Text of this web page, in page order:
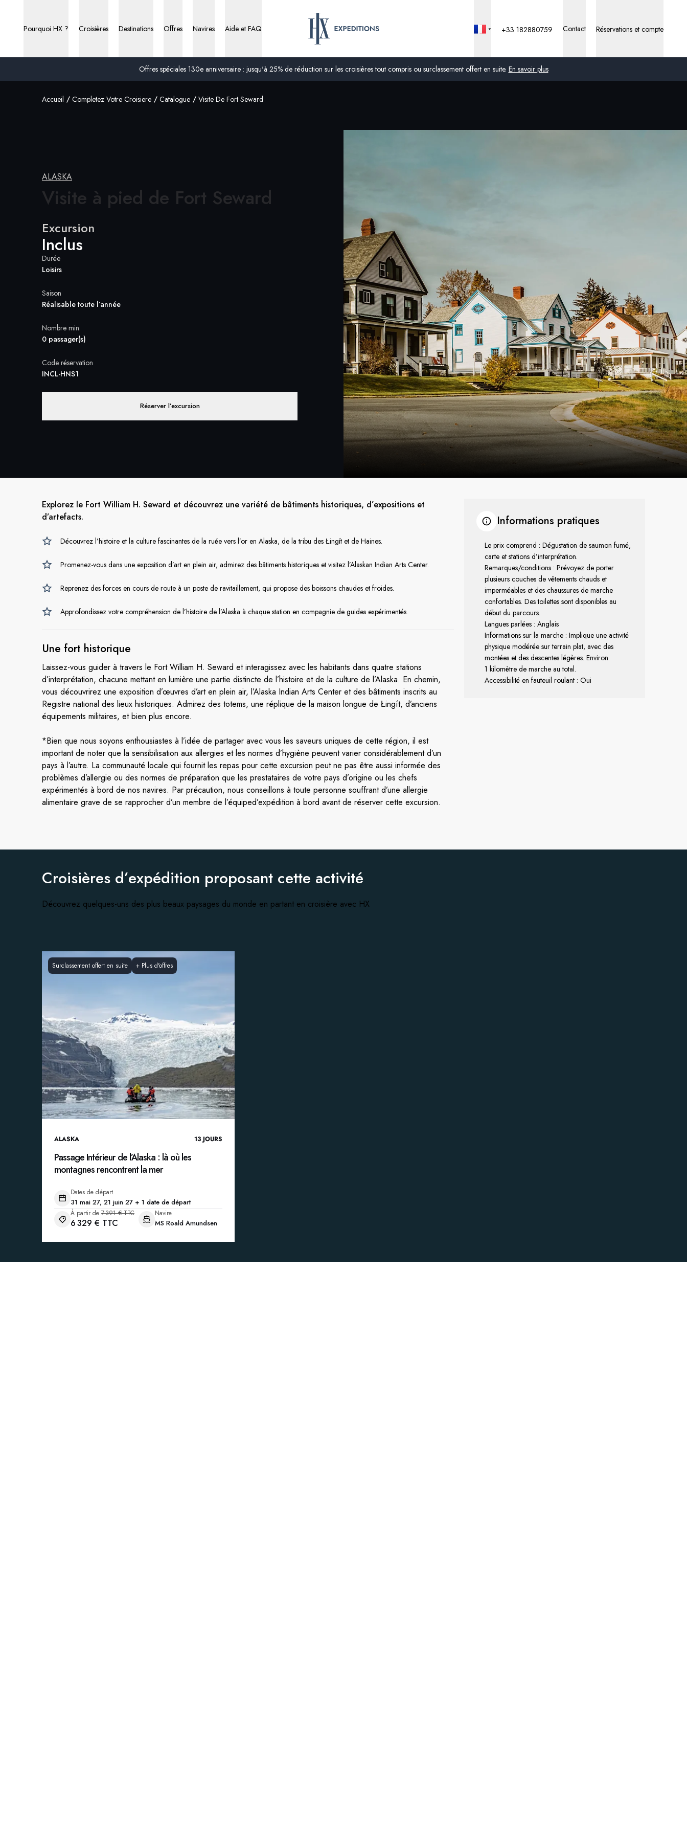
Offres spéciales 130e anniversaire : jusqu'à 25% de réduction sur les croisières tout compris ou surclassement offert en suite. En savoir plus
Pourquoi HX ? Croisières Destinations Offres Navires Aide et FAQ
Danemark
Norvège
+33 182880759 Contact Réservations et compte
Accueil Completez Votre Croisiere Catalogue Visite De Fort Seward
ALASKA
Visite à pied de Fort Seward
Excursion
Inclus
Durée
Loisirs
Saison
Réalisable toute l’année
Nombre min.
0 passager(s)
Code réservation
INCL-HNS1
Réserver l’excursion
Explorez le Fort William H. Seward et découvrez une variété de bâtiments historiques, d’expositions et
d’artefacts.
Découvrez l’histoire et la culture fascinantes de la ruée vers l’or en Alaska, de la tribu des Łingít et de Haines.
Promenez-vous dans une exposition d’art en plein air, admirez des bâtiments historiques et visitez l’Alaskan Indian Arts Center.
Reprenez des forces en cours de route à un poste de ravitaillement, qui propose des boissons chaudes et froides.
Approfondissez votre compréhension de l’histoire de l’Alaska à chaque station en compagnie de guides expérimentés.
Une fort historique
Laissez-vous guider à travers le Fort William H. Seward et interagissez avec les habitants dans quatre stations
d’interprétation, chacune mettant en lumière une partie distincte de l’histoire et de la culture de l’Alaska. En chemin,
vous découvrirez une exposition d’œuvres d’art en plein air, l’Alaska Indian Arts Center et des bâtiments inscrits au
Registre national des lieux historiques. Admirez des totems, une réplique de la maison longue de Łingít, d’anciens
équipements militaires, et bien plus encore.
*Bien que nous soyons enthousiastes à l’idée de partager avec vous les saveurs uniques de cette région, il est
important de noter que la sensibilisation aux allergies et les normes d’hygiène peuvent varier considérablement d’un
pays à l’autre. La communauté locale qui fournit les repas pour cette excursion peut ne pas être aussi informée des
problèmes d’allergie ou des normes de préparation que les prestataires de votre pays d’origine ou les chefs
expérimentés à bord de nos navires. Par précaution, nous conseillons à toute personne souffrant d’une allergie
alimentaire grave de se rapprocher d’un membre de l’équiped’expédition à bord avant de réserver cette excursion.
Informations pratiques
Le prix comprend : Dégustation de saumon fumé,
carte et stations d’interprétation.
Remarques/conditions : Prévoyez de porter
plusieurs couches de vêtements chauds et
imperméables et des chaussures de marche
confortables. Des toilettes sont disponibles au
début du parcours.
Langues parlées : Anglais
Informations sur la marche : Implique une activité
physique modérée sur terrain plat, avec des
montées et des descentes légères. Environ
1 kilomètre de marche au total.
Accessibilité en fauteuil roulant : Oui
Croisières d’expédition proposant cette activité
Découvrez quelques-uns des plus beaux paysages du monde en partant en croisière avec HX
Surclassement offert en suite + Plus d'offres
ALASKA 13 JOURS
Passage Intérieur de l’Alaska : là où les
montagnes rencontrent la mer
Dates de départ
31 mai 27, 21 juin 27 + 1 date de départ
À partir de 7 391 € TTC
6 329 € TTC
Navire
MS Roald Amundsen